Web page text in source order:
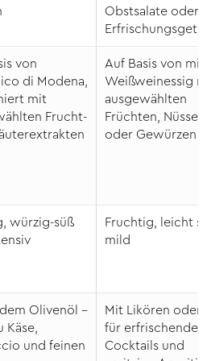
<0,0 g
g
g
GmbH, Zur Höhe 1, D-56812
www.wajos.de
Obstsalate oder
von
di Modena,
mit
Frucht-
Auf Basis von
Weißweinessig
ausgewählten
Früchten, Nüssen
oder Gewürzen
würzig-süß
Fruchtig, leicht
mild
Olivenöl –
Käse,
und feinen
Mit Likören oder
für erfrischende
Cocktails und